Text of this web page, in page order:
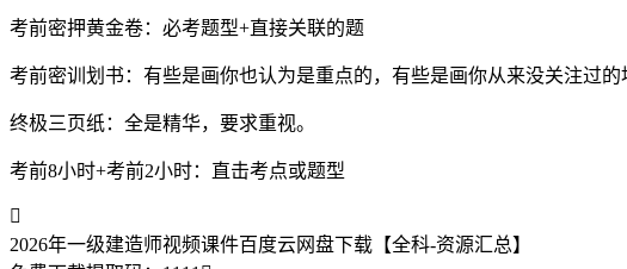
考前密押黄金卷：必考题型+直接关联的题
考前密训划书：有些是画你也认为是重点的，有些是画你从来没关注过的
终极三页纸：全是精华，要求重视。
考前8小时+考前2小时：直击考点或题型

2026年一级建造师视频课件百度云网盘下载【全科-资源汇总】